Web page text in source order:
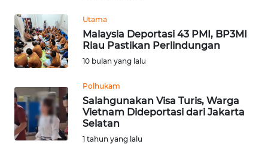
Utama
Malaysia Deportasi 43 PMI, BP3MI
Riau Pastikan Perlindungan
10 bulan yang lalu
Polhukam
Salahgunakan Visa Turis, Warga
Vietnam Dideportasi dari Jakarta
Selatan
1 tahun yang lalu
INFO
IKLAN
KAMI
PEDOMAN
MEDIA
SIBER